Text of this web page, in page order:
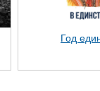
Отделение